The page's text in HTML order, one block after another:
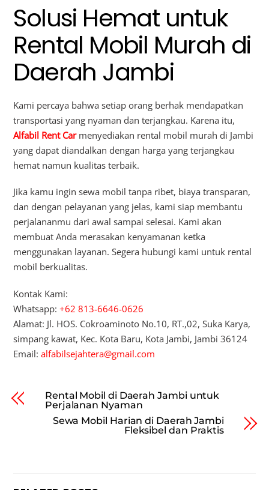
Solusi Hemat untuk
Rental Mobil Murah di
Daerah Jambi
Kami percaya bahwa setiap orang berhak mendapatkan
transportasi yang nyaman dan terjangkau. Karena itu,
Alfabil Rent Carmenyediakan rental mobil murah di Jambi
yang dapat diandalkan dengan harga yang terjangkau
hemat namun kualitas terbaik.
Jika kamu ingin sewa mobil tanpa ribet, biaya transparan,
dan dengan pelayanan yang jelas, kami siap membantu
perjalananmu dari awal sampai selesai. Kami akan
membuat Anda merasakan kenyamanan ketka
menggunakan layanan. Segera hubungi kami untuk rental
mobil berkualitas.
Kontak Kami:
Whatsapp:+62 813-6646-0626
Alamat: Jl. HOS. Cokroaminoto No.10, RT.,02, Suka Karya,
simpang kawat, Kec. Kota Baru, Kota Jambi, Jambi 36124
Email:alfabilsejahtera@gmail.com
Rental Mobil di Daerah Jambi untuk
Perjalanan Nyaman
Sewa Mobil Harian di Daerah Jambi
Fleksibel dan Praktis